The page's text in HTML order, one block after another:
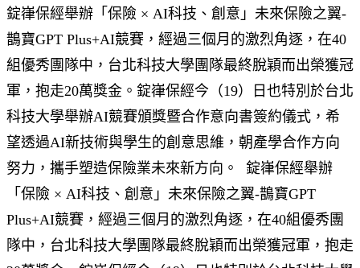
錠嵂保經舉辦「保險 × AI科技、創意」未來保險之翼-
鵲寶GPT Plus+AI競賽，經過三個月的激烈角逐，在40
組優秀團隊中，台北科技大學團隊最終脫穎而出榮獲冠
軍，抱走20萬獎金。錠嵂保經今（19）日也特別於台北
科技大學舉辦AI競賽頒獎暨合作意向書簽約儀式，希
望透過AI新技術與學生的創意思維，朝產學合作方向
努力，攜手塑造保險業未來新方向。
錠嵂保經舉辦
「保險 × AI科技、創意」未來保險之翼-鵲寶GPT
Plus+AI競賽，經過三個月的激烈角逐，在40組優秀團
隊中，台北科技大學團隊最終脫穎而出榮獲冠軍，抱走